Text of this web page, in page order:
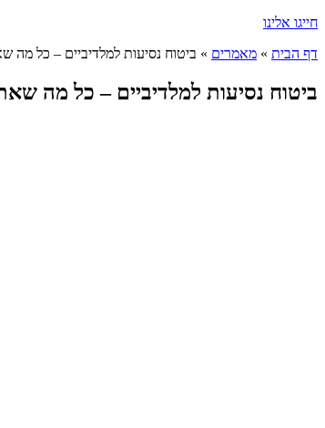
חייגו אלינו
דף הבית » מאמרים » ביטוח נסיעות למלדיביים – כל מה
ביטוח נסיעות למלדיביים – כל מה